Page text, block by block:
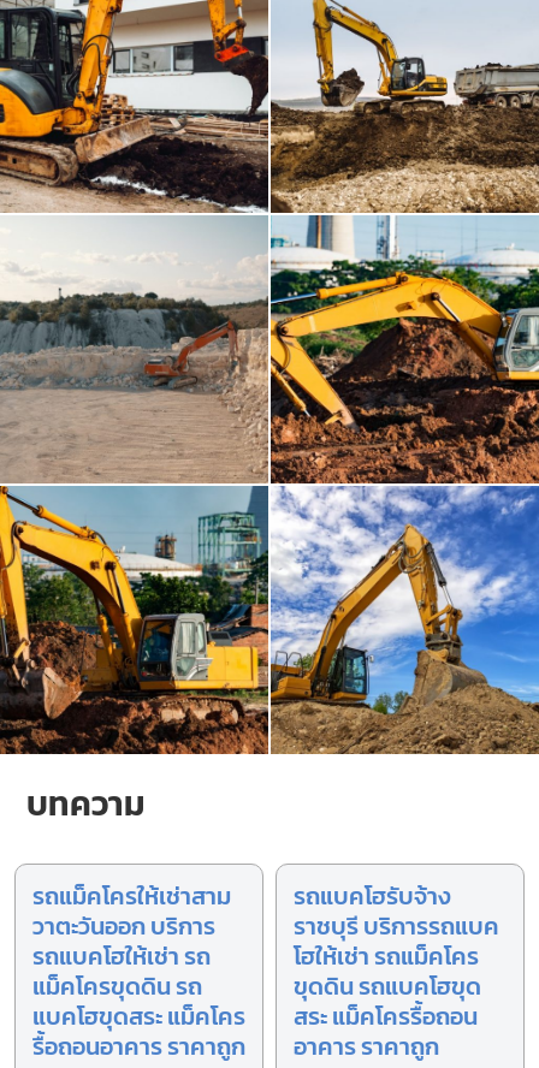
บทความ
รถแม็คโครให้เช่าสาม
วาตะวันออก บริการ
รถแบคโฮให้เช่า รถ
แม็คโครขุดดิน รถ
แบคโฮขุดสระ แม็คโคร
รื้อถอนอาคาร ราคาถูก
รถแบคโฮรับจ้าง
ราชบุรี บริการรถแบค
โฮให้เช่า รถแม็คโคร
ขุดดิน รถแบคโฮขุด
สระ แม็คโครรื้อถอน
อาคาร ราคาถูก